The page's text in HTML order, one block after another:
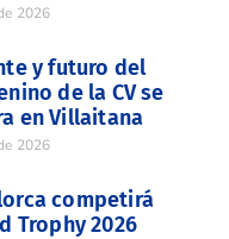
2026
y futuro del
de la CV se
en Villaitana
2026
competirá
Trophy 2026